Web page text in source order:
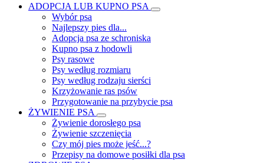
ADOPCJA LUB KUPNO PSA
Wybór psa
Najlepszy pies dla...
Adopcja psa ze schroniska
Kupno psa z hodowli
Psy rasowe
Psy według rozmiaru
Psy według rodzaju sierści
Krzyżowanie ras psów
Przygotowanie na przybycie psa
ŻYWIENIE PSA
Żywienie dorosłego psa
Żywienie szczenięcia
Czy mój pies może jeść...?
Przepisy na domowe posiłki dla psa